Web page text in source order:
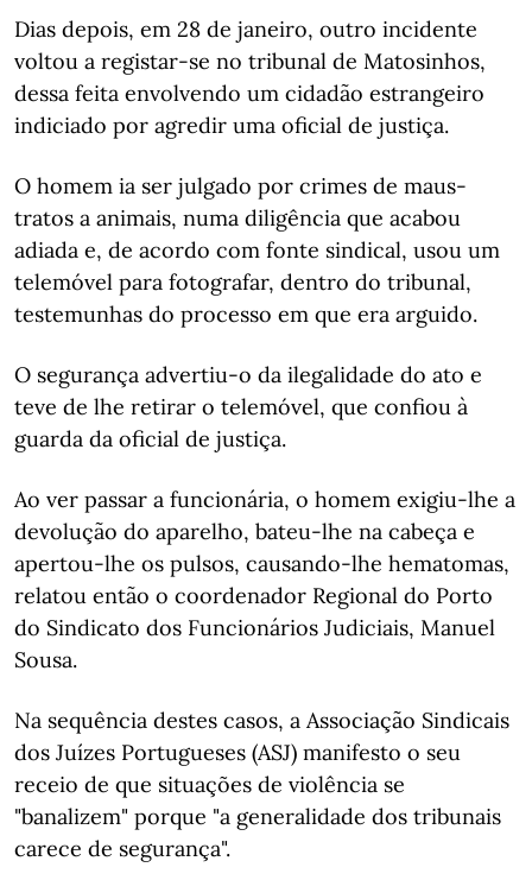
Dias depois, em 28 de janeiro, outro incidente
voltou a registar-se no tribunal de Matosinhos,
dessa feita envolvendo um cidadão estrangeiro
indiciado por agredir uma oficial de justiça.
O homem ia ser julgado por crimes de maus-
tratos a animais, numa diligência que acabou
adiada e, de acordo com fonte sindical, usou um
telemóvel para fotografar, dentro do tribunal,
testemunhas do processo em que era arguido.
O segurança advertiu-o da ilegalidade do ato e
teve de lhe retirar o telemóvel, que confiou à
guarda da oficial de justiça.
Ao ver passar a funcionária, o homem exigiu-lhe a
devolução do aparelho, bateu-lhe na cabeça e
apertou-lhe os pulsos, causando-lhe hematomas,
relatou então o coordenador Regional do Porto
do Sindicato dos Funcionários Judiciais, Manuel
Sousa.
Na sequência destes casos, a Associação Sindicais
dos Juízes Portugueses (ASJ) manifesto o seu
receio de que situações de violência se
"banalizem" porque "a generalidade dos tribunais
carece de segurança".